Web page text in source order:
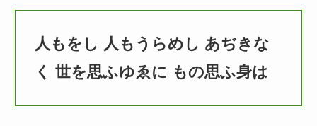
人もをし 人もうらめし あぢきな
く 世を思ふゆゑに もの思ふ身は